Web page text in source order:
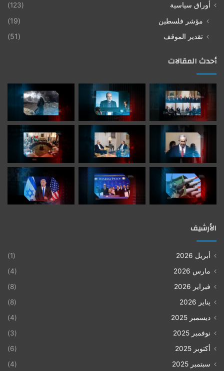
أوراق سياسية (123)
مؤشر فلسطين
(19)
تقدير الموقف
(51)
أحدث المقالات
الأرشيف
أبريل 2026
(1)
مارس 2026
(4)
فبراير 2026
(8)
يناير 2026
(8)
ديسمبر 2025
(4)
نوفمبر 2025
(3)
أكتوبر 2025
(6)
سبتمبر 2025
(4)